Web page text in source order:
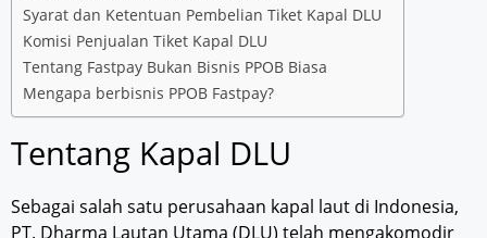
Syarat dan Ketentuan Pembelian Tiket Kapal DLU
Komisi Penjualan Tiket Kapal DLU
Tentang Fastpay Bukan Bisnis PPOB Biasa
Mengapa berbisnis PPOB Fastpay?
Tentang Kapal DLU
Sebagai salah satu perusahaan kapal laut di Indonesia,
PT. Dharma Lautan Utama (DLU) telah mengakomodir